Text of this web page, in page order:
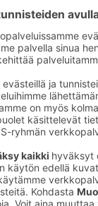
Pussitee